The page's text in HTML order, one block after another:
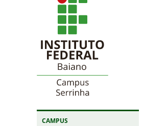
CAMPUS